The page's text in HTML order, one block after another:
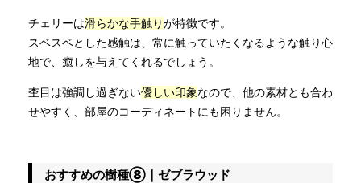
チェリーは滑らかな手触りが特徴です。
スベスベとした感触は、常に触っていたくなるような触り心
地で、癒しを与えてくれるでしょう。
杢目は強調し過ぎない優しい印象なので、他の素材とも合わ
せやすく、部屋のコーディネートにも困りません。
おすすめの樹種⑧｜ゼブラウッド